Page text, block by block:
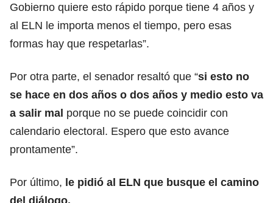
Gobierno quiere esto rápido porque tiene 4 años y
al ELN le importa menos el tiempo, pero esas
formas hay que respetarlas”.
Por otra parte, el senador resaltó que “si esto no
se hace en dos años o dos años y medio esto va
a salir mal porque no se puede coincidir con
calendario electoral. Espero que esto avance
prontamente”.
Por último, le pidió al ELN que busque el camino
del diálogo.